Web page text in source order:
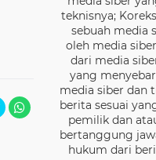
teknisnya;
sebuah media
oleh media
dari media
yang
media siber dan
berita sesuai
pemilik dan
bertanggung
hukum dari